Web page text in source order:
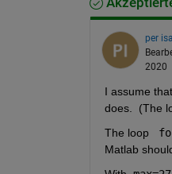
per
2020
I assume
does.  (The
The loop
Matlab